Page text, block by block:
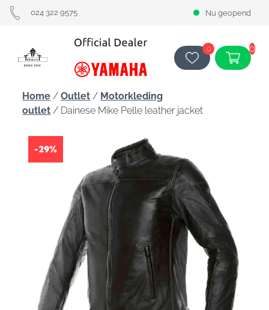
024 322 9575 Nu geopend
0 0
Home /Outlet / Motorkleding
outlet / Dainese Mike Pelle leather jacket
-29%